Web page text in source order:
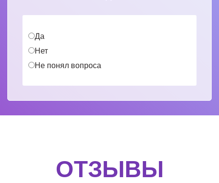
Да
Нет
Не понял вопроса
ОТЗЫВЫ